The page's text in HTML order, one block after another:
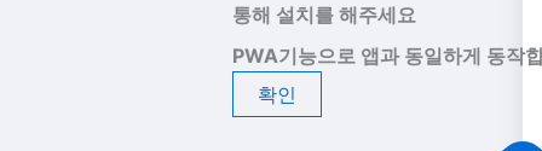
통해 설치를 해주세요
PWA기능으로 앱과 동일하게 동작
확인